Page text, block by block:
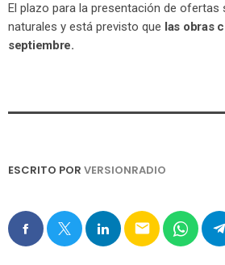
El plazo para la presentación de ofertas
naturales y está previsto que las obras
septiembre.
ESCRITO POR VERSIONRADIO
email